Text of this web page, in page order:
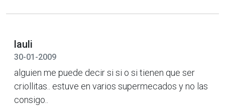
lauli
30-01-2009
alguien me puede decir si si o si tienen que ser
criollitas.. estuve en varios supermecados y no las
consigo..